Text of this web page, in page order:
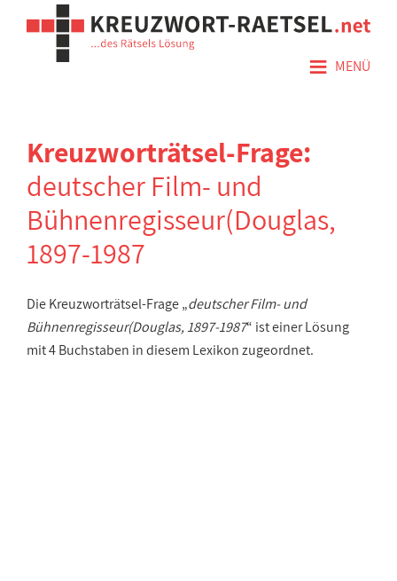
≡ MENÜ
Kreuzworträtsel-Frage:
deutscher Film- und
Bühnenregisseur(Douglas,
1897-1987
Die Kreuzworträtsel-Frage „deutscher Film- und
Bühnenregisseur(Douglas, 1897-1987“ ist einer Lösung
mit 4 Buchstaben in diesem Lexikon zugeordnet.